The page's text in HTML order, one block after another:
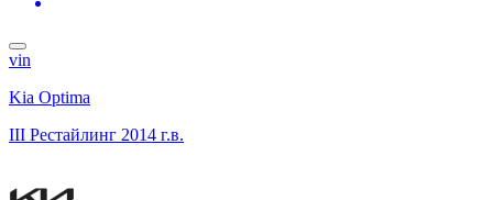
vin
Kia Optima
III Рестайлинг 2014 г.в.